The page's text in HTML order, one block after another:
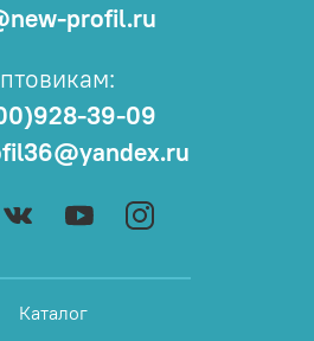
Каталог
profil.ru
39-09